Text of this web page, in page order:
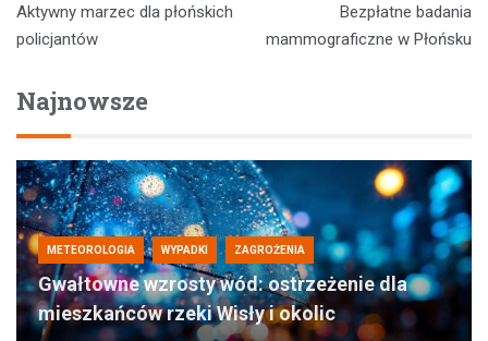
wpisu
Aktywny marzec dla płońskich
policjantów
Bezpłatne badania
mammograficzne w Płońsku
Najnowsze
METEOROLOGIA WYPADKI ZAGROŻENIA
Gwałtowne wzrosty wód: ostrzeżenie dla
mieszkańców rzeki Wisły i okolic